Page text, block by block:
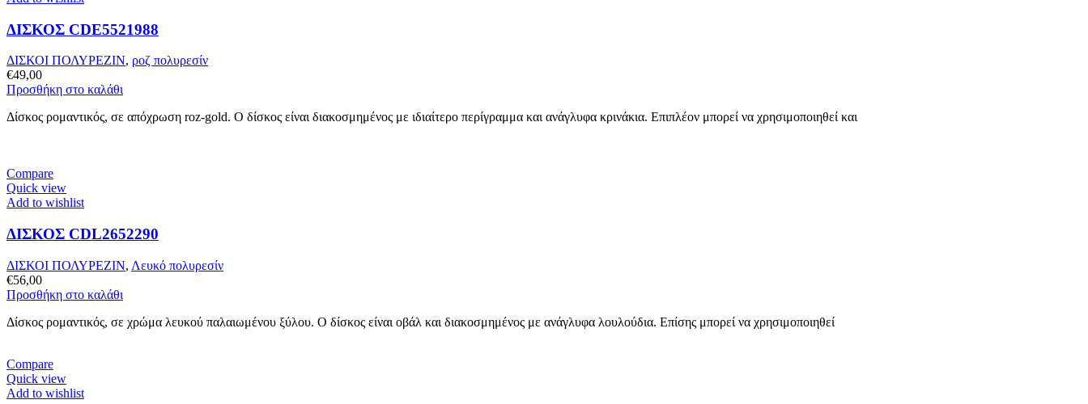
ΔΙΣΚΟΣ CDE5521988
ΔΙΣΚΟΙ ΠΟΛΥΡΕΖΙΝ, ροζ πολυρεσίν
€49,00
Προσθήκη στο καλάθι
Δίσκος ρομαντικός, σε απόχρωση roz-gold. Ο δίσκος είναι διακοσμημένος με ιδιαίτερο περίγραμμα και ανάγλυφα κρινάκια. Επιπλέον μπορεί να χρησιμοποιηθεί και
Compare
Quick view
Add to wishlist
ΔΙΣΚΟΣ CDL2652290
ΔΙΣΚΟΙ ΠΟΛΥΡΕΖΙΝ, Λευκό πολυρεσίν
€56,00
Προσθήκη στο καλάθι
Δίσκος ρομαντικός, σε χρώμα λευκού παλαιωμένου ξύλου. Ο δίσκος είναι οβάλ και διακοσμημένος με ανάγλυφα λουλούδια. Επίσης μπορεί να χρησιμοποιηθεί
Compare
Quick view
Add to wishlist